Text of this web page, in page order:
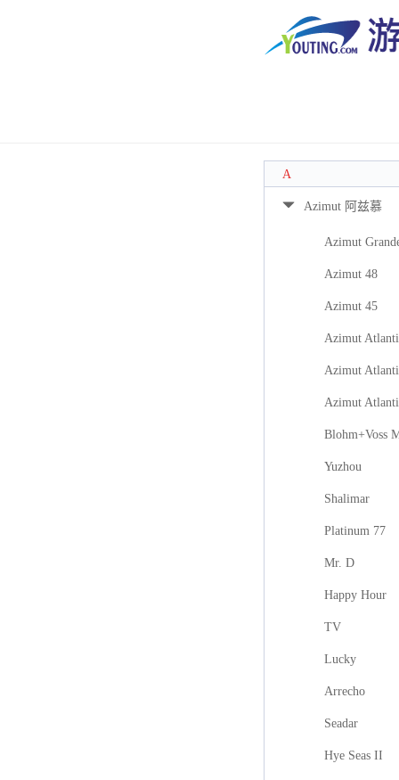
A
Azimut 阿兹慕
Azimut
Azimut 48
Azimut 45
Azimut
Azimut
Azimut
Blohm+Voss
Yuzhou
Shalimar
Platinum 77
Mr. D
Happy Hour
TV
Lucky
Arrecho
Seadar
Hye Seas II